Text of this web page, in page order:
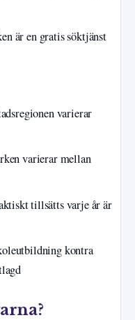
är en gratis söktjänst
varierar
varierar mellan
tillsätts varje år är
kontra